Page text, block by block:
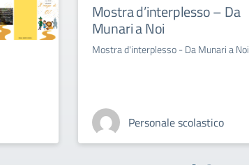
Mostra d’interplesso – Da
Munari a Noi
Mostra d'interplesso - Da Munari a Noi
Personale scolastico